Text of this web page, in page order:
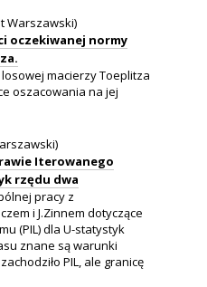
Warszawski)
oczekiwanej normy
macierzy Toeplitza
oszacowania na jej
Iterowanego
rzędu dwa
pracy z
i J.Zinnem dotyczące
(PIL) dla U-statystyk
znane są warunki
PIL, ale granicę